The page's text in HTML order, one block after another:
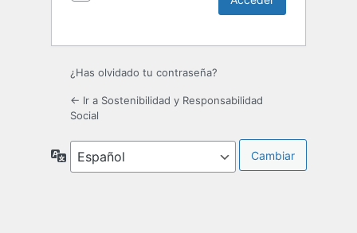
¿Has olvidado tu contraseña?
← Ir a Sostenibilidad y Responsabilidad
Social
Idioma